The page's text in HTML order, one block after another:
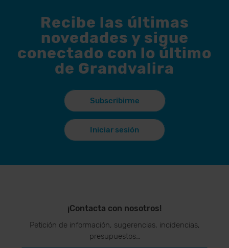
¡Contacta con nosotros!
presupuestos…
TENGO QUE DECIR...
APP GrandValira
tu bolsillo.